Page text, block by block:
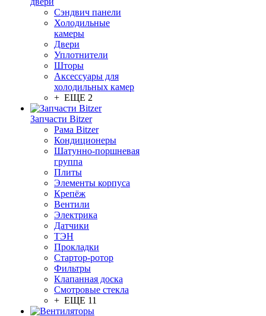
Сэндвич панели
Холодильные
камеры
Двери
Уплотнители
Шторы
Аксессуары для
холодильных камер
+ ЕЩЕ 2
Запчасти Bitzer
Рама Bitzer
Кондиционеры
Шатунно-поршневая
группа
Плиты
Элементы корпуса
Крепёж
Вентили
Электрика
Датчики
ТЭН
Прокладки
Стартор-ротор
Фильтры
Клапанная доска
Смотровые стекла
+ ЕЩЕ 11